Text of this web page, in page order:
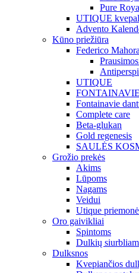
Pure
UTIQUE
Advento
Kūno priežiūra
Federico Mahora
UTIQUE
FONTAINAVIE
Fontainavie
Complete care
Beta-glukan
Gold regenesis
SAULĖS
Grožio prekės
Akims
Lūpoms
Nagams
Veidui
Utique
Oro gaivikliai
Spintoms
Dulkių
Dulksnos
Kvepiančios